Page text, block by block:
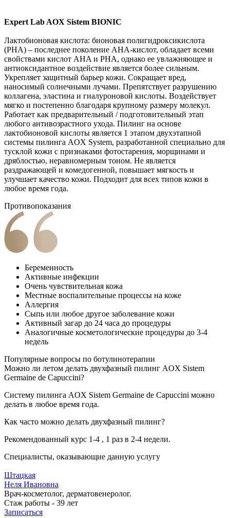
Expert Lab AOX Sistem BIONIC
Лактобионовая кислота: бионовая полигидроксикислота
(PHA) – последнее поколение AHA-кислот, обладает всеми
свойствами кислот AHA и PHA, однако ее увлажняющее и
антиоксидантное воздействие является более сильным.
Укрепляет защитный барьер кожи. Сокращает вред,
наносимый солнечными лучами. Препятствует разрушению
коллагена, эластина и гиалуроновой кислоты. Воздействует
мягко и постепенно благодаря крупному размеру молекул.
Работает как предварительный / подготовительный этап
любого антивозрастного ухода. Пилинг на основе
лактобионовой кислоты является 1 этапом двухэтапной
системы пилинга AOX System, разработанной специально для
тусклой кожи с признаками фотостарения, морщинами и
дряблостью, неравномерным тоном. Не является
раздражающей и комедогенной, повышает мягкость и
улучшает качество кожи. Подходит для всех типов кожи в
любое время года.
Противопоказания
Беременность
Активные инфекции
Очень чувствительная кожа
Местные воспалительные процессы на коже
Аллергия
Сыпь или любое другое заболевание кожи
Активный загар до 24 часа до процедуры
Аналогичные косметологические процедуры до 3-4
недель
Популярные вопросы по ботулинотерапии
Можно ли летом делать двухфазный пилинг AOX Sistem
Germaine de Capuccini?
Систему пилинга AOX Sistem Germaine de Capuccini можно
делать в любое время года.
Как часто можно делать двухфазный пилинг?
Рекомендованный курс 1-4 , 1 раз в 2-4 недели.
Специалисты, оказывающие данную услугу
Штацкая
Неля Ивановна
Врач-косметолог, дерматовенеролог.
Стаж работы - 39 лет
Записаться